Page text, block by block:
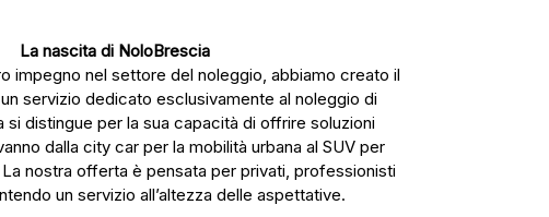
La nascita di NoloBrescia
impegno nel settore del noleggio, abbiamo creato il
servizio dedicato esclusivamente al noleggio di
si distingue per la sua capacità di offrire soluzioni
dalla city car per la mobilità urbana al SUV per
nostra offerta è pensata per privati, professionisti
un servizio all’altezza delle aspettative.